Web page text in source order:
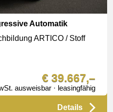
Automatik
ARTICO / Stoff
€ 39.667,–
ausweisbar · leasingfähig
Details